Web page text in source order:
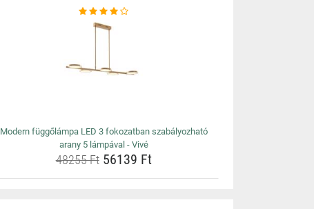
Modern függőlámpa LED 3 fokozatban szabályozható
arany 5 lámpával - Vivé
48255 Ft56139 Ft